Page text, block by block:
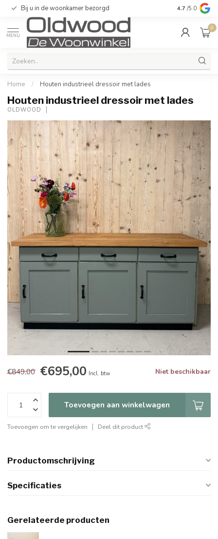
Bij u in de woonkamer bezorgd Kwaliteit &
4.7 /5.0
MENU
0
Home / Houten industrieel dressoir met lades
Houten industrieel dressoir met lades
OLDWOOD
€849,00 €695,00 Incl. btw Niet beschikbaar
Toevoegen aan winkelwagen
Toevoegen om te vergelijken Deel dit product
Productomschrijving
Specificaties
Gerelateerde producten